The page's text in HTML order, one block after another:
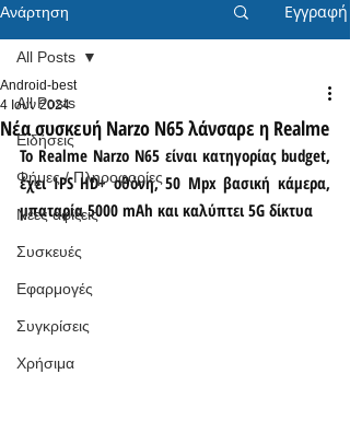
Ανάρτηση Εγγραφή
All Posts
Ειδήσεις
Φήμες / Πληροφορίες
Νέες αφίξεις
Συσκευές
Εφαρμογές
Συγκρίσεις
Χρήσιμα
All Posts
Νέα συσκευή Narzo N65 λάνσαρε η Realme
Android-best
4 Ιουν 2024
Το Realme Narzo N65 είναι κατηγορίας budget,
έχει IPS HD+ οθόνη, 50 Mpx βασική κάμερα,
μπαταρία 5000 mAh και καλύπτει 5G δίκτυα